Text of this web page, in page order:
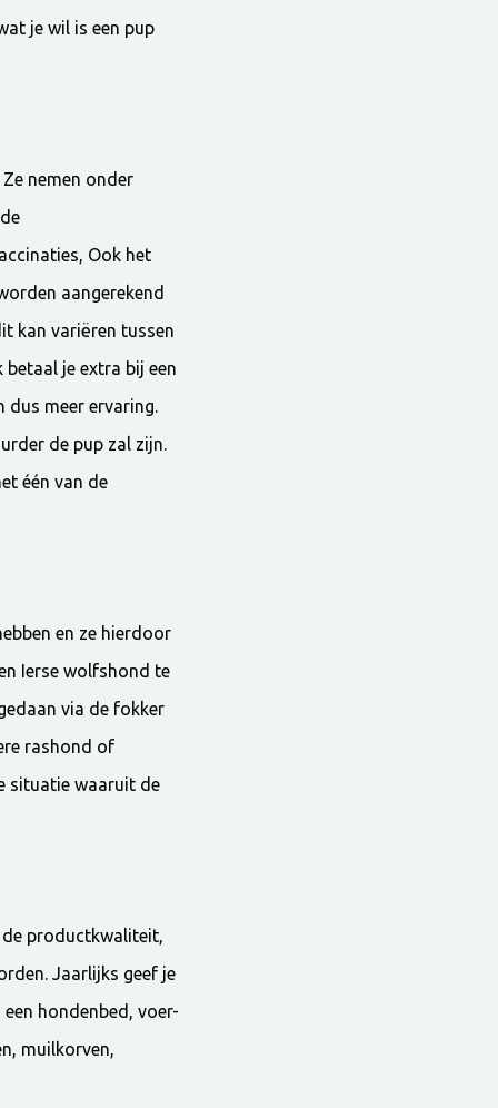
je wil is een pup
nemen onder
Ook het
aangerekend
kan variëren tussen
je extra bij een
dus meer ervaring.
de pup zal zijn.
één van de
en ze hierdoor
Ierse wolfshond te
via de fokker
rashond of
situatie waaruit de
de productkwaliteit,
Jaarlijks geef je
hondenbed, voer-
muilkorven,